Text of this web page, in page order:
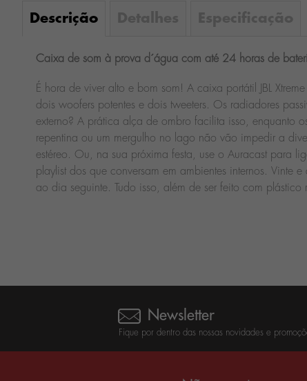
Descrição
Caixa de som à prova d´água com até 24 horas de
É hora de viver alto e bom som! A caixa portátil JBL
dois woofers potentes e dois tweeters. Os radiadores
externo? A prática alça de ombro facilita isso, enquanto
repentina ou um mergulho no lago não vão impedir a
estéreo. Ou, na sua próxima festa, use o Auracast para
playlist dos que conversam em ambientes internos.
ao dia seguinte. Tudo isso, além de ser feito com plástico
Detalhes Especificação
Newsletter
Fique por dentro das nossas novidades e